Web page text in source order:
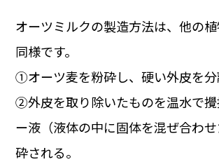
オーツミルクの製造方法は、他の
同様です。
①オーツ麦を粉砕し、硬い外皮を分
②外皮を取り除いたものを温水で攪
ー液（液体の中に固体を混ぜ合わ
砕される。